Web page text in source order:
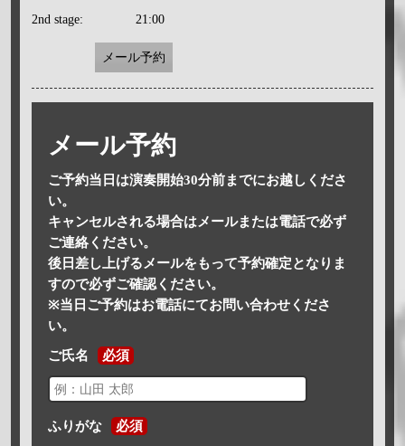
2nd stage: 21:00
メール予約
メール予約
ご予約当日は演奏開始30分前までにお越しくださ
い。
キャンセルされる場合はメールまたは電話で必ず
ご連絡ください。
後日差し上げるメールをもって予約確定となりま
すので必ずご確認ください。
※当日ご予約はお電話にてお問い合わせくださ
い。
ご氏名 必須
ふりがな 必須